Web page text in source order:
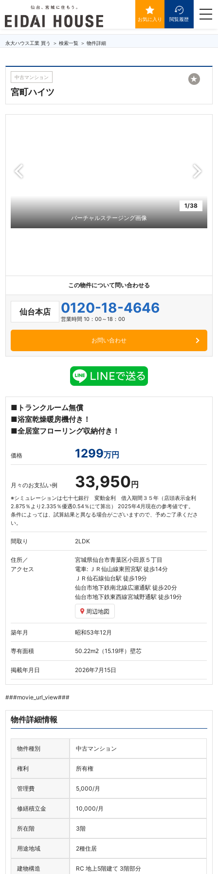
お気に入り 閲覧履歴
永大ハウス工業 買う 検索一覧 物件詳細
中古マンション
宮町ハイツ
★
バーチャルステージング画像
1/38
この物件について問い合わせる
仙台本店 0120-18-4646
営業時間 10：00～18：00
お問い合わせ
■トランクルーム無償
■浴室乾燥暖房機付き！
■全居室フローリング収納付き！
価格 1299万円
月々のお支払い例 33,950 円
※シミュレーションは七十七銀行 変動金利 借入期間３５年（店頭表示金利
2.875％より2.335％優遇0.54％にて算出） 2025年4月現在の参考値です。
条件によっては、試算結果と異なる場合がございますので、予めご了承くださ
い。
間取り 2LDK
住所／
アクセス
宮城県仙台市青葉区小田原５丁目
電車: ＪＲ仙山線東照宮駅 徒歩14分
ＪＲ仙石線仙台駅 徒歩19分
仙台市地下鉄南北線広瀬通駅 徒歩20分
仙台市地下鉄東西線宮城野通駅 徒歩19分
周辺地図
築年月 昭和53年12月
専有面積 50.22m2 （15.19坪）壁芯
掲載年月日 2026年7月15日
###movie_url_view###
物件詳細情報
物件種別 中古マンション
権利 所有権
管理費 5,000/月
修繕積立金 10,000/月
所在階 3階
用途地域 2種住居
建物構造 RC 地上5階建て 3階部分